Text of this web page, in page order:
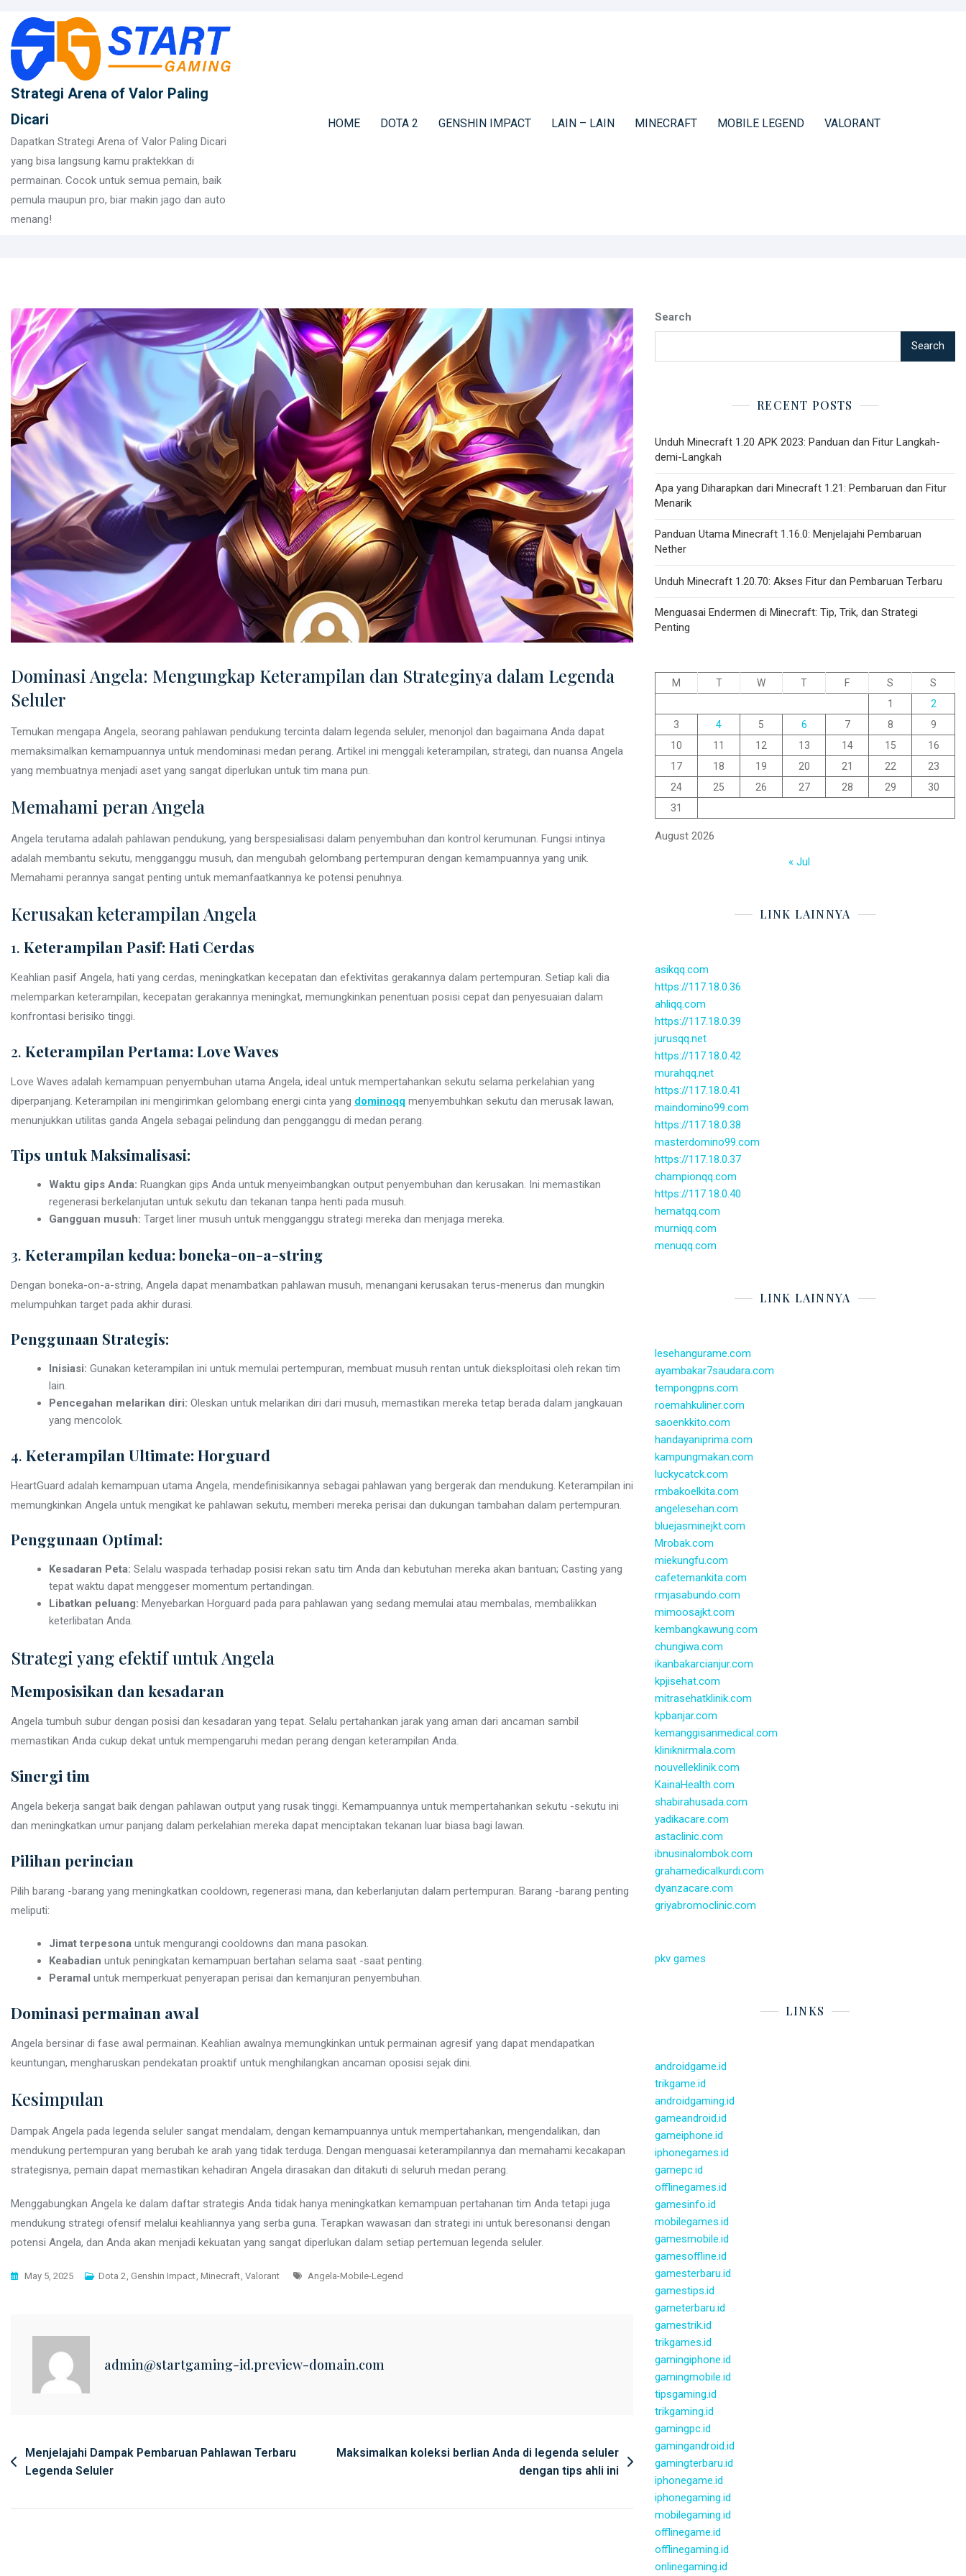
content
Strategi Arena of Valor Paling
Dicari
Dapatkan Strategi Arena of Valor Paling Dicari
yang bisa langsung kamu praktekkan di
permainan. Cocok untuk semua pemain, baik
pemula maupun pro, biar makin jago dan auto
menang!
HOME DOTA 2 GENSHIN IMPACT LAIN – LAIN MINECRAFT MOBILE LEGEND VALORANT
Dominasi Angela: Mengungkap Keterampilan dan Strateginya dalam Legenda
Seluler
Temukan mengapa Angela, seorang pahlawan pendukung tercinta dalam legenda seluler, menonjol dan bagaimana Anda dapat
memaksimalkan kemampuannya untuk mendominasi medan perang. Artikel ini menggali keterampilan, strategi, dan nuansa Angela
yang membuatnya menjadi aset yang sangat diperlukan untuk tim mana pun.
Memahami peran Angela
Angela terutama adalah pahlawan pendukung, yang berspesialisasi dalam penyembuhan dan kontrol kerumunan. Fungsi intinya
adalah membantu sekutu, mengganggu musuh, dan mengubah gelombang pertempuran dengan kemampuannya yang unik.
Memahami perannya sangat penting untuk memanfaatkannya ke potensi penuhnya.
Kerusakan keterampilan Angela
1. Keterampilan Pasif: Hati Cerdas
Keahlian pasif Angela, hati yang cerdas, meningkatkan kecepatan dan efektivitas gerakannya dalam pertempuran. Setiap kali dia
melemparkan keterampilan, kecepatan gerakannya meningkat, memungkinkan penentuan posisi cepat dan penyesuaian dalam
konfrontasi berisiko tinggi.
2. Keterampilan Pertama: Love Waves
Love Waves adalah kemampuan penyembuhan utama Angela, ideal untuk mempertahankan sekutu selama perkelahian yang
diperpanjang. Keterampilan ini mengirimkan gelombang energi cinta yang dominoqq menyembuhkan sekutu dan merusak lawan,
menunjukkan utilitas ganda Angela sebagai pelindung dan pengganggu di medan perang.
Tips untuk Maksimalisasi:
Waktu gips Anda: Ruangkan gips Anda untuk menyeimbangkan output penyembuhan dan kerusakan. Ini memastikan
regenerasi berkelanjutan untuk sekutu dan tekanan tanpa henti pada musuh.
Gangguan musuh: Target liner musuh untuk mengganggu strategi mereka dan menjaga mereka.
3. Keterampilan kedua: boneka-on-a-string
Dengan boneka-on-a-string, Angela dapat menambatkan pahlawan musuh, menangani kerusakan terus-menerus dan mungkin
melumpuhkan target pada akhir durasi.
Penggunaan Strategis:
Inisiasi: Gunakan keterampilan ini untuk memulai pertempuran, membuat musuh rentan untuk dieksploitasi oleh rekan tim
lain.
Pencegahan melarikan diri: Oleskan untuk melarikan diri dari musuh, memastikan mereka tetap berada dalam jangkauan
yang mencolok.
4. Keterampilan Ultimate: Horguard
HeartGuard adalah kemampuan utama Angela, mendefinisikannya sebagai pahlawan yang bergerak dan mendukung. Keterampilan ini
memungkinkan Angela untuk mengikat ke pahlawan sekutu, memberi mereka perisai dan dukungan tambahan dalam pertempuran.
Penggunaan Optimal:
Kesadaran Peta: Selalu waspada terhadap posisi rekan satu tim Anda dan kebutuhan mereka akan bantuan; Casting yang
tepat waktu dapat menggeser momentum pertandingan.
Libatkan peluang: Menyebarkan Horguard pada para pahlawan yang sedang memulai atau membalas, membalikkan
keterlibatan Anda.
Strategi yang efektif untuk Angela
Memposisikan dan kesadaran
Angela tumbuh subur dengan posisi dan kesadaran yang tepat. Selalu pertahankan jarak yang aman dari ancaman sambil
memastikan Anda cukup dekat untuk mempengaruhi medan perang dengan keterampilan Anda.
Sinergi tim
Angela bekerja sangat baik dengan pahlawan output yang rusak tinggi. Kemampuannya untuk mempertahankan sekutu -sekutu ini
dan meningkatkan umur panjang dalam perkelahian mereka dapat menciptakan tekanan luar biasa bagi lawan.
Pilihan perincian
Pilih barang -barang yang meningkatkan cooldown, regenerasi mana, dan keberlanjutan dalam pertempuran. Barang -barang penting
meliputi:
Jimat terpesona untuk mengurangi cooldowns dan mana pasokan.
Keabadian untuk peningkatan kemampuan bertahan selama saat -saat penting.
Peramal untuk memperkuat penyerapan perisai dan kemanjuran penyembuhan.
Dominasi permainan awal
Angela bersinar di fase awal permainan. Keahlian awalnya memungkinkan untuk permainan agresif yang dapat mendapatkan
keuntungan, mengharuskan pendekatan proaktif untuk menghilangkan ancaman oposisi sejak dini.
Kesimpulan
Dampak Angela pada legenda seluler sangat mendalam, dengan kemampuannya untuk mempertahankan, mengendalikan, dan
mendukung pertempuran yang berubah ke arah yang tidak terduga. Dengan menguasai keterampilannya dan memahami kecakapan
strategisnya, pemain dapat memastikan kehadiran Angela dirasakan dan ditakuti di seluruh medan perang.
Menggabungkan Angela ke dalam daftar strategis Anda tidak hanya meningkatkan kemampuan pertahanan tim Anda tetapi juga
mendukung strategi ofensif melalui keahliannya yang serba guna. Terapkan wawasan dan strategi ini untuk beresonansi dengan
potensi Angela, dan Anda akan menjadi kekuatan yang sangat diperlukan dalam setiap pertemuan legenda seluler.
May 5, 2025 Dota 2, Genshin Impact, Minecraft, Valorant Tags
Angela-Mobile-Legend
admin@startgaming-id.preview-domain.com
Post
navigation
Menjelajahi Dampak Pembaruan Pahlawan Terbaru
Legenda Seluler
Maksimalkan koleksi berlian Anda di legenda seluler
dengan tips ahli ini
Search
Search
RECENT POSTS
Unduh Minecraft 1.20 APK 2023: Panduan dan Fitur Langkah-
demi-Langkah
Apa yang Diharapkan dari Minecraft 1.21: Pembaruan dan Fitur
Menarik
Panduan Utama Minecraft 1.16.0: Menjelajahi Pembaruan
Nether
Unduh Minecraft 1.20.70: Akses Fitur dan Pembaruan Terbaru
Menguasai Endermen di Minecraft: Tip, Trik, dan Strategi
Penting
August 2026
M T W T F S
S
1
2
3
4 5 6 7 8
9
10
11 12 13 14 15
16
17
18 19 20 21 22
23
24
25 26 27 28 29
30
31
« Jul
LINK LAINNYA
asikqq.com
https://117.18.0.36
ahliqq.com
https://117.18.0.39
jurusqq.net
https://117.18.0.42
murahqq.net
https://117.18.0.41
maindomino99.com
https://117.18.0.38
masterdomino99.com
https://117.18.0.37
championqq.com
https://117.18.0.40
hematqq.com
murniqq.com
menuqq.com
LINK LAINNYA
lesehangurame.com
ayambakar7saudara.com
tempongpns.com
roemahkuliner.com
saoenkkito.com
handayaniprima.com
kampungmakan.com
luckycatck.com
rmbakoelkita.com
angelesehan.com
bluejasminejkt.com
Mrobak.com
miekungfu.com
cafetemankita.com
rmjasabundo.com
mimoosajkt.com
kembangkawung.com
chungiwa.com
ikanbakarcianjur.com
kpjisehat.com
mitrasehatklinik.com
kpbanjar.com
kemanggisanmedical.com
kliniknirmala.com
nouvelleklinik.com
KainaHealth.com
shabirahusada.com
yadikacare.com
astaclinic.com
ibnusinalombok.com
grahamedicalkurdi.com
dyanzacare.com
griyabromoclinic.com
pkv games
LINKS
androidgame.id
trikgame.id
androidgaming.id
gameandroid.id
gameiphone.id
iphonegames.id
gamepc.id
offlinegames.id
gamesinfo.id
mobilegames.id
gamesmobile.id
gamesoffline.id
gamesterbaru.id
gamestips.id
gameterbaru.id
gamestrik.id
trikgames.id
gamingiphone.id
gamingmobile.id
tipsgaming.id
trikgaming.id
gamingpc.id
gamingandroid.id
gamingterbaru.id
iphonegame.id
iphonegaming.id
mobilegaming.id
offlinegame.id
offlinegaming.id
onlinegaming.id